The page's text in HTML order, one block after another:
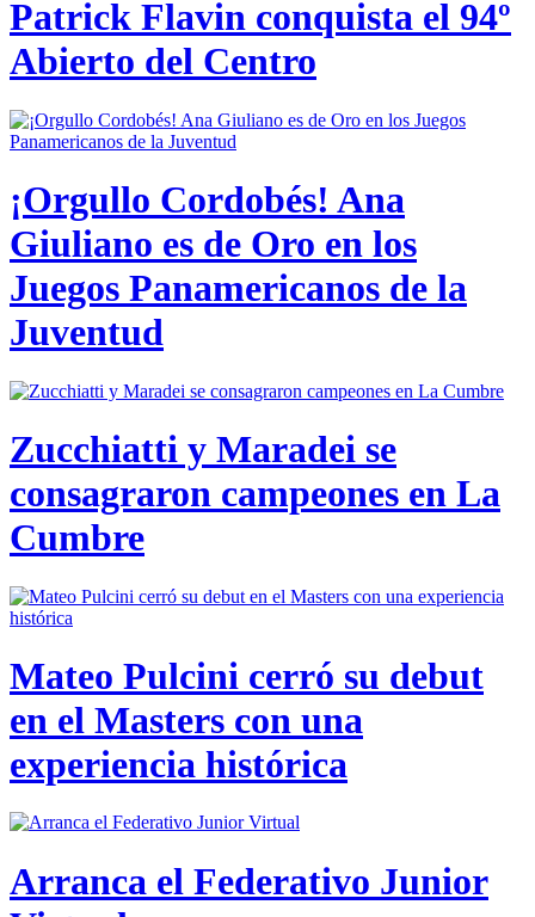
Patrick Flavin conquista el 94º
Abierto del Centro
¡Orgullo Cordobés! Ana
Giuliano es de Oro en los
Juegos Panamericanos de la
Juventud
Zucchiatti y Maradei se
consagraron campeones en La
Cumbre
Mateo Pulcini cerró su debut
en el Masters con una
experiencia histórica
Arranca el Federativo Junior